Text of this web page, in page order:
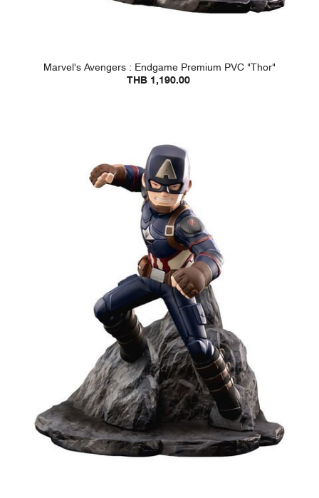
Marvel's Avengers : Endgame Premium PVC "Thor"
THB 1,190.00